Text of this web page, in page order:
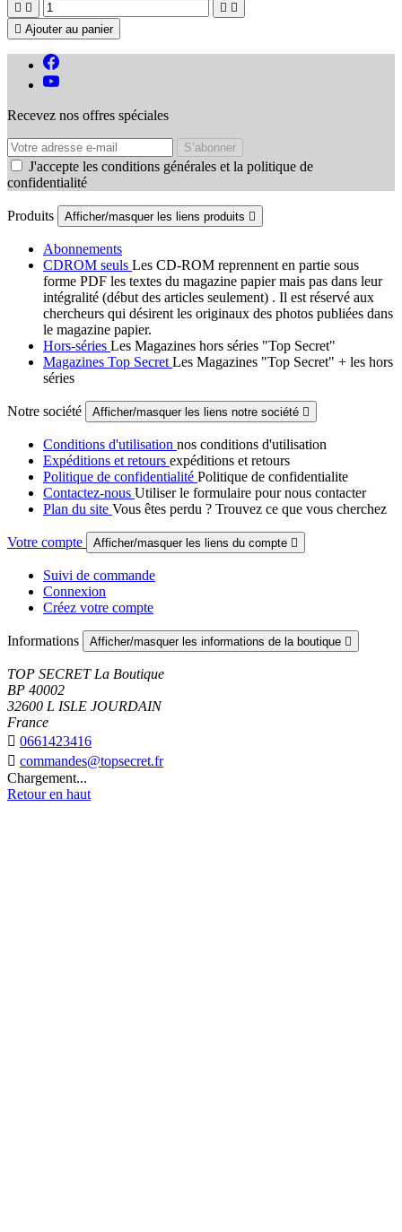
   
 Ajouter au panier
Recevez nos offres spéciales
J'accepte les conditions générales et la politique de
confidentialité
Produits Afficher/masquer les liens produits 
Abonnements
CDROM seuls Les CD-ROM reprennent en partie sous
forme PDF les textes du magazine papier mais pas dans leur
intégralité (début des articles seulement) . Il est réservé aux
chercheurs qui désirent les originaux des photos publiées dans
le magazine papier.
Hors-séries Les Magazines hors séries "Top Secret"
Magazines Top Secret Les Magazines "Top Secret" + les hors
séries
Notre société Afficher/masquer les liens notre société 
Conditions d'utilisation nos conditions d'utilisation
Expéditions et retours expéditions et retours
Politique de confidentialité Politique de confidentialite
Contactez-nous Utiliser le formulaire pour nous contacter
Plan du site Vous êtes perdu ? Trouvez ce que vous cherchez
Votre compte Afficher/masquer les liens du compte 
Suivi de commande
Connexion
Créez votre compte
Informations Afficher/masquer les informations de la boutique 
TOP SECRET La Boutique
BP 40002
32600 L ISLE JOURDAIN
France
 0661423416
 commandes@topsecret.fr
Chargement...
Retour en haut